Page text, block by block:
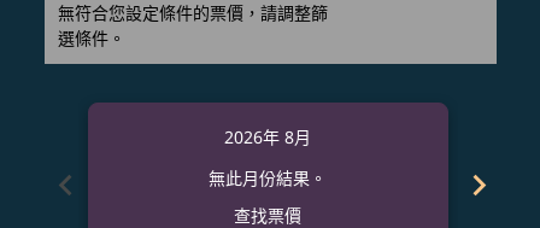
無符合您設定條件的票價，請調整篩
選條件。
chevron_left
2026年 8月
無此月份結果。
查找票價
chevron_right